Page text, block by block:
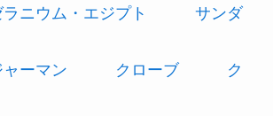
ラニウム・エジプト
サンダ
ーマン
クローブ
ク